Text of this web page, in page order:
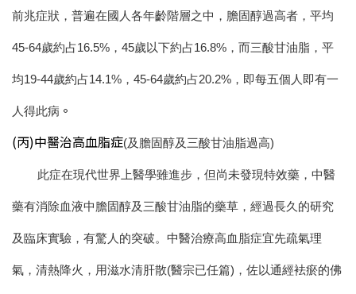
前兆症狀 ，普遍在國人各年齡階層之中，膽固醇過高者，平均
45-64歲約占16.5%，45歲以下約占16.8%，而三酸甘油脂，平
均19-44歲約占14.1%，45-64歲約占20.2%，即每五個人即有一
人得此病 。
(丙)中醫治高血脂症(及膽固醇及三酸甘油脂過高)
此症在現代世界上醫學雖進步，但尚未發現特效藥，中醫
藥有消除血液中膽固醇及三酸甘油脂的藥草，經過長久的研究
及臨床實驗，有驚人的突破。 中醫治療高血脂症宜先疏氣理
氣，清熱降火，用滋水清肝散(醫宗已任篇)，佐以通經袪瘀的佛